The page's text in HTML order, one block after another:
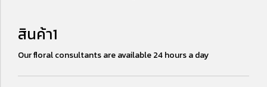
สินค้า1
Our floral consultants are available 24 hours a day